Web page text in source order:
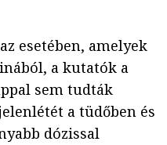
esetében, amelyek
a kutatók a
sem tudták
a tüdőben és
dózissal